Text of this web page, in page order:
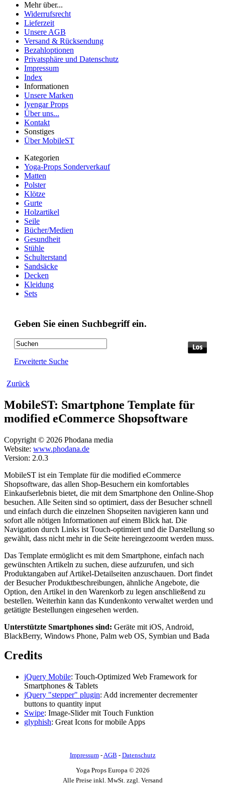
Mehr über...
Widerrufsrecht
Lieferzeit
Unsere AGB
Versand & Rücksendung
Bezahloptionen
Privatsphäre und Datenschutz
Impressum
Index
Informationen
Unsere Marken
Iyengar Props
Über uns...
Kontakt
Sonstiges
Über MobileST
Kategorien
Yoga-Props Sonderverkauf
Matten
Polster
Klötze
Gurte
Holzartikel
Seile
Bücher/Medien
Gesundheit
Stühle
Schulterstand
Sandsäcke
Decken
Kleidung
Sets
Geben Sie einen Suchbegriff ein.
Erweiterte Suche
Zurück
MobileST: Smartphone Template für
modified eCommerce Shopsoftware
Copyright © 2026 Phodana media
Website: www.phodana.de
Version: 2.0.3
MobileST ist ein Template für die modified eCommerce
Shopsoftware, das allen Shop-Besuchern ein komfortables
Einkaufserlebnis bietet, die mit dem Smartphone den Online-Shop
besuchen. Alle Seiten sind so optimiert, dass der Besucher schnell
und einfach durch die einzelnen Shopseiten navigieren kann und
sofort alle nötigen Informationen auf einem Blick hat. Die
Navigation durch Links ist Touch-optimiert und die Darstellung so
gewählt, dass nicht mehr in die Seite hereingezoomt werden muss.
Das Template ermöglicht es mit dem Smartphone, einfach nach
gewünschten Artikeln zu suchen, diese aufzurufen, und sich
Produktangaben auf Artikel-Detailseiten anzuschauen. Dort findet
der Besucher Produktbeschreibungen, ähnliche Angebote, die
Option, den Artikel in den Warenkorb zu legen anschließend zu
bestellen. Weiterhin kann das Kundenkonto verwaltet werden und
getätigte Bestellungen eingesehen werden.
Unterstützte Smartphones sind: Geräte mit iOS, Android,
BlackBerry, Windows Phone, Palm web OS, Symbian und Bada
Credits
jQuery Mobile: Touch-Optimized Web Framework for
Smartphones & Tablets
jQuery "stepper" plugin: Add incrementer decrementer
buttons to quantity input
Swipe: Image-Slider mit Touch Funktion
glyphish: Great Icons for mobile Apps
Impressum-AGB - Datenschutz
Yoga Props Europa © 2026
Alle Preise inkl. MwSt. zzgl. Versand